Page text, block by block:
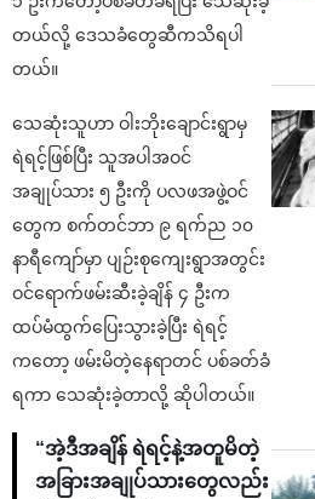
တယ်လို့ ဒေသခံတွေဆီကသိရပါ
တယ်။
သေဆုံးသူဟာ ဝါးဘိုးချောင်းရွာမှ
ရဲရင့်ဖြစ်ပြီး သူအပါအဝင်
အချုပ်သား ၅ ဦးကို ပလဖအဖွဲ့ဝင်
တွေက စက်တင်ဘာ ၉ ရက်ည ၁၀
နာရီကျော်မှာ ပျဉ်းစုကျေးရွာအတွင်း
ဝင်ရောက်ဖမ်းဆီးခဲ့ချိန် ၄ ဦးက
ထပ်မံထွက်ပြေးသွားခဲ့ပြီး ရဲရင့်
ကတော့ ဖမ်းမိတဲ့နေရာတင် ပစ်ခတ်ခံ
ရကာ သေဆုံးခဲ့တာလို့ ဆိုပါတယ်။
“အဲ့ဒီအချိန် ရဲရင့်နဲ့အတူမိတဲ့
အခြားအချုပ်သားတွေလည်း